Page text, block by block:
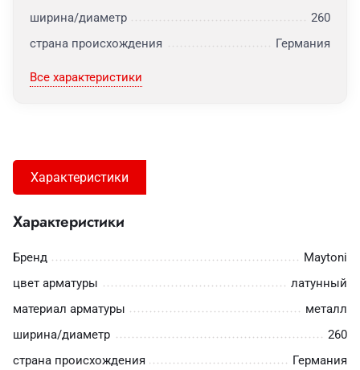
ширина/диаметр
260
страна происхождения
Германия
Все характеристики
Характеристики
Характеристики
Бренд
Maytoni
цвет арматуры
латунный
материал арматуры
металл
ширина/диаметр
260
страна происхождения
Германия